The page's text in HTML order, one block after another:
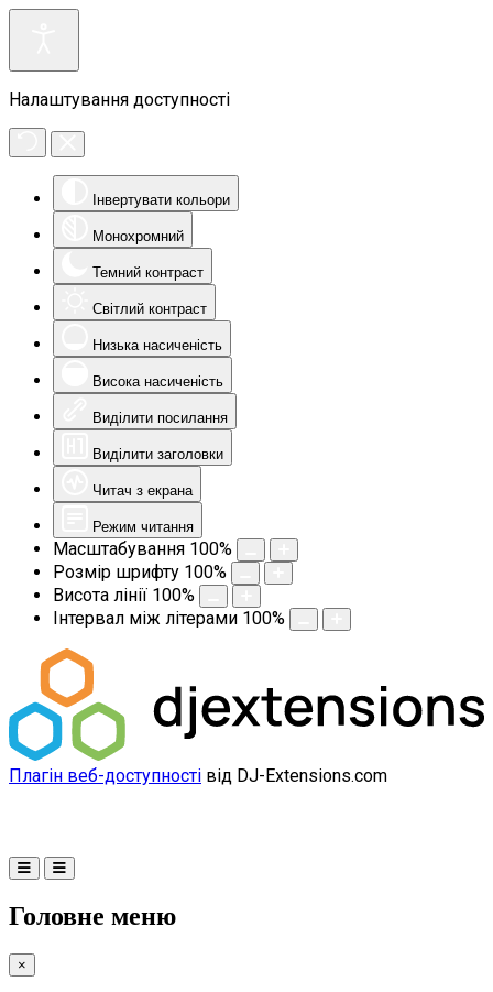
Налаштування доступності
Інвертувати кольори
Монохромний
Темний контраст
Світлий контраст
Низька насиченість
Висока насиченість
Виділити посилання
Виділити заголовки
Читач з екрана
Режим читання
Масштабування 100%
Розмір шрифту 100%
Висота лінії 100%
Інтервал між літерами 100%
Плагін веб-доступності від DJ-Extensions.com
Головне меню
×